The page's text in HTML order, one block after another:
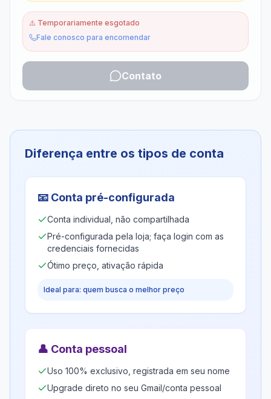
⚠️ Temporariamente esgotado
Fale conosco para encomendar
Contato
Diferença entre os tipos de conta
📧 Conta pré-configurada
Conta individual, não compartilhada
Pré-configurada pela loja; faça login com as
credenciais fornecidas
Ótimo preço, ativação rápida
Ideal para: quem busca o melhor preço
👤 Conta pessoal
Uso 100% exclusivo, registrada em seu nome
Upgrade direto no seu Gmail/conta pessoal